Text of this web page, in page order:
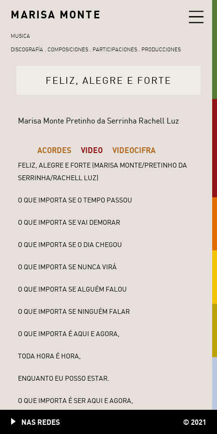
MARISA MONTE
MUSICA
DISCOGRAFÍA
COMPOSICIONES PARTICIPACIONES PRODUCCIONES
FELIZ, ALEGRE E FORTE
Marisa Monte Pretinho da Serrinha Rachell Luz
ACORDES VIDEO VIDEOCIFRA
FELIZ, ALEGRE E FORTE (MARISA MONTE/PRETINHO DA
SERRINHA/RACHELL LUZ)
O QUE IMPORTA SE O TEMPO PASSOU
O QUE IMPORTA SE VAI DEMORAR
O QUE IMPORTA SE O DIA CHEGOU
O QUE IMPORTA SE NUNCA VIRÁ
O QUE IMPORTA SE ALGUÉM FALOU
O QUE IMPORTA SE NINGUÉM FALAR
O QUE IMPORTA É AQUI E AGORA,
TODA HORA É HORA,
ENQUANTO EU POSSO ESTAR.
O QUE IMPORTA É SER AQUI E AGORA,
TODA HORA É HORA,
NAS REDES © 2021